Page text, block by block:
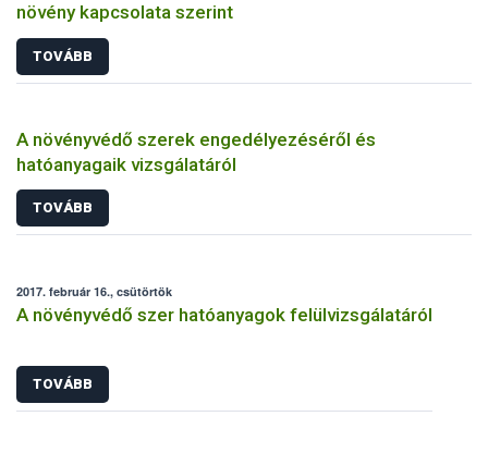
növény kapcsolata szerint
TOVÁBB
A növényvédő szerek engedélyezéséről és
hatóanyagaik vizsgálatáról
TOVÁBB
2017. február 16., csütörtök
A növényvédő szer hatóanyagok felülvizsgálatáról
TOVÁBB